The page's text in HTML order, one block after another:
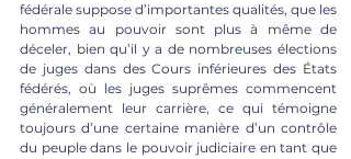
fédérale suppose d’importantes qualités, que les
hommes au pouvoir sont plus à même de
déceler, bien qu’il y a de nombreuses élections
de juges dans des Cours inférieures des États
fédérés, où les juges suprêmes commencent
généralement leur carrière, ce qui témoigne
toujours d’une certaine manière d’un contrôle
du peuple dans le pouvoir judiciaire en tant que